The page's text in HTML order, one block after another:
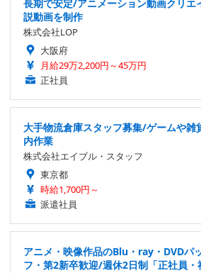
長期で安定/アニメーション動画クリ
説動画を制作
株式会社LOP
大阪府
月給29万2,200円～45万円
正社員
大手物流倉庫スタッフ募集/ゲームや雑
内作業
株式会社エイブル・スタッフ
東京都
時給1,700円～
派遣社員
アニメ・映像作品のBlu・ray・DVDパ
フ・第2新卒歓迎/週休2日制「正社員・